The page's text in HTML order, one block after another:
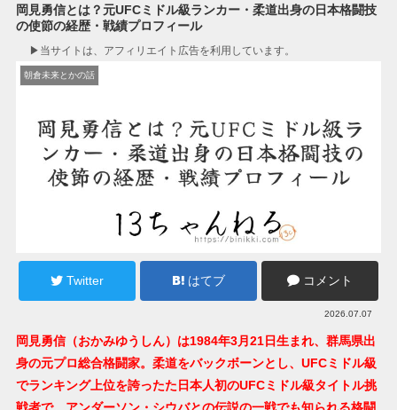
岡見勇信とは？元UFCミドル級ランカー・柔道出身の日本格闘技
の使節の経歴・戦績プロフィール
▶︎当サイトは、アフィリエイト広告を利用しています。
朝倉未来とかの話
Twitter はてブ コメント
2026.07.07
岡見勇信（おかみゆうしん）は1984年3月21日生まれ、群馬県出
身の元プロ総合格闘家。柔道をバックボーンとし、UFCミドル級
でランキング上位を誇ったた日本人初のUFCミドル級タイトル挑